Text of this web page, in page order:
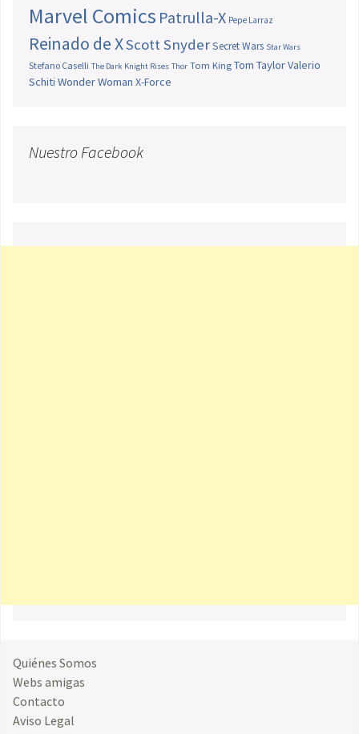
Marvel Comics Patrulla-X Pepe Larraz
Reinado de XScott SnyderSecret Wars Star Wars
Stefano Caselli The Dark Knight Rises Thor Tom King Tom TaylorValerio
Schiti Wonder Woman X-Force
Nuestro Facebook
Quiénes Somos
Webs amigas
Contacto
Aviso Legal